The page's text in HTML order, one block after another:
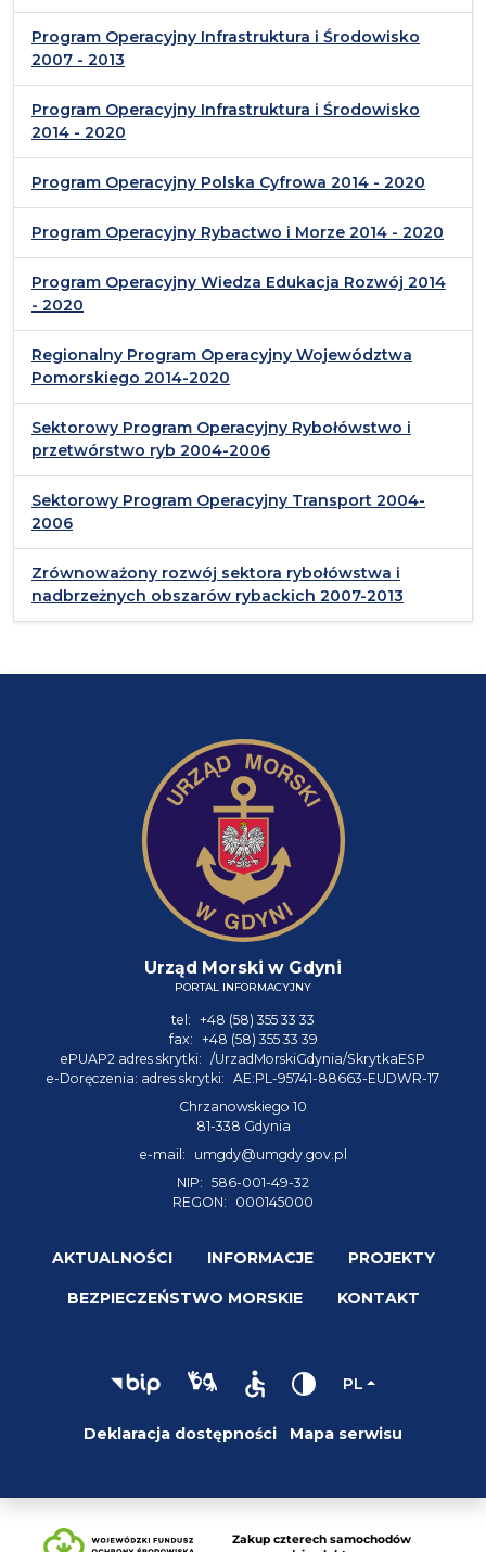
Program Operacyjny Infrastruktura i Środowisko
2007 - 2013
Program Operacyjny Infrastruktura i Środowisko
2014 - 2020
Program Operacyjny Polska Cyfrowa 2014 - 2020
Program Operacyjny Rybactwo i Morze 2014 - 2020
Program Operacyjny Wiedza Edukacja Rozwój 2014
- 2020
Regionalny Program Operacyjny Województwa
Pomorskiego 2014-2020
Sektorowy Program Operacyjny Rybołówstwo i
przetwórstwo ryb 2004-2006
Sektorowy Program Operacyjny Transport 2004-
2006
Zrównoważony rozwój sektora rybołówstwa i
nadbrzeżnych obszarów rybackich 2007-2013
Urząd Morski w Gdyni
PORTAL INFORMACYJNY
tel: +48 (58) 355 33 33
fax: +48 (58) 355 33 39
ePUAP2 adres skrytki: /UrzadMorskiGdynia/SkrytkaESP
e-Doręczenia: adres skrytki: AE:PL-95741-88663-EUDWR-17
Chrzanowskiego 10
81-338 Gdynia
e-mail:
umgdy@umgdy.gov.pl
NIP: 586-001-49-32
REGON:
000145000
AKTUALNOŚCI INFORMACJE PROJEKTY
BEZPIECZEŃSTWO MORSKIE KONTAKT
PL
Deklaracja dostępności Mapa serwisu